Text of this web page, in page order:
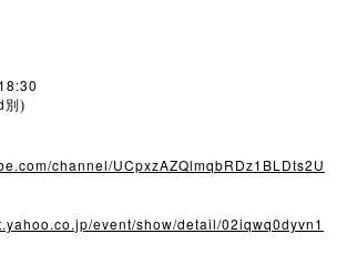
別)
channel/UCpxzAZQlmqbRDz1BLDts2U
event/show/detail/02iqwq0dyvn1